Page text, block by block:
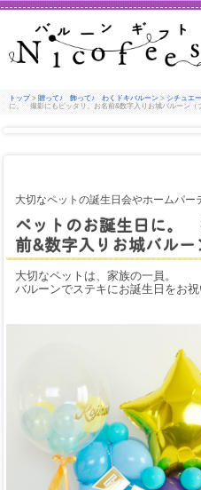
トップ > 贈って♪ 飾って♪ わくドキバルーン > シチュエ
に。 撮影にもピッタリ。お名前&数字入りお城バルーン（
大切なペットの誕生日会やホームパー
ペットのお誕生日に。
前&数字入りお城バルー
大切なペットは、家族の一員。
バルーンでステキにお誕生日をお